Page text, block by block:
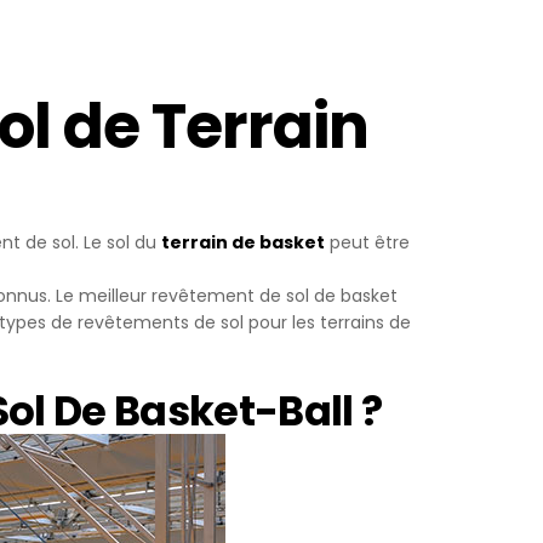
de Terrain
de sol. Le sol du terrain de basket peut être
Le meilleur revêtement de sol de basket
de revêtements de sol pour les terrains de
De Basket-Ball ?
siz
önünde
size